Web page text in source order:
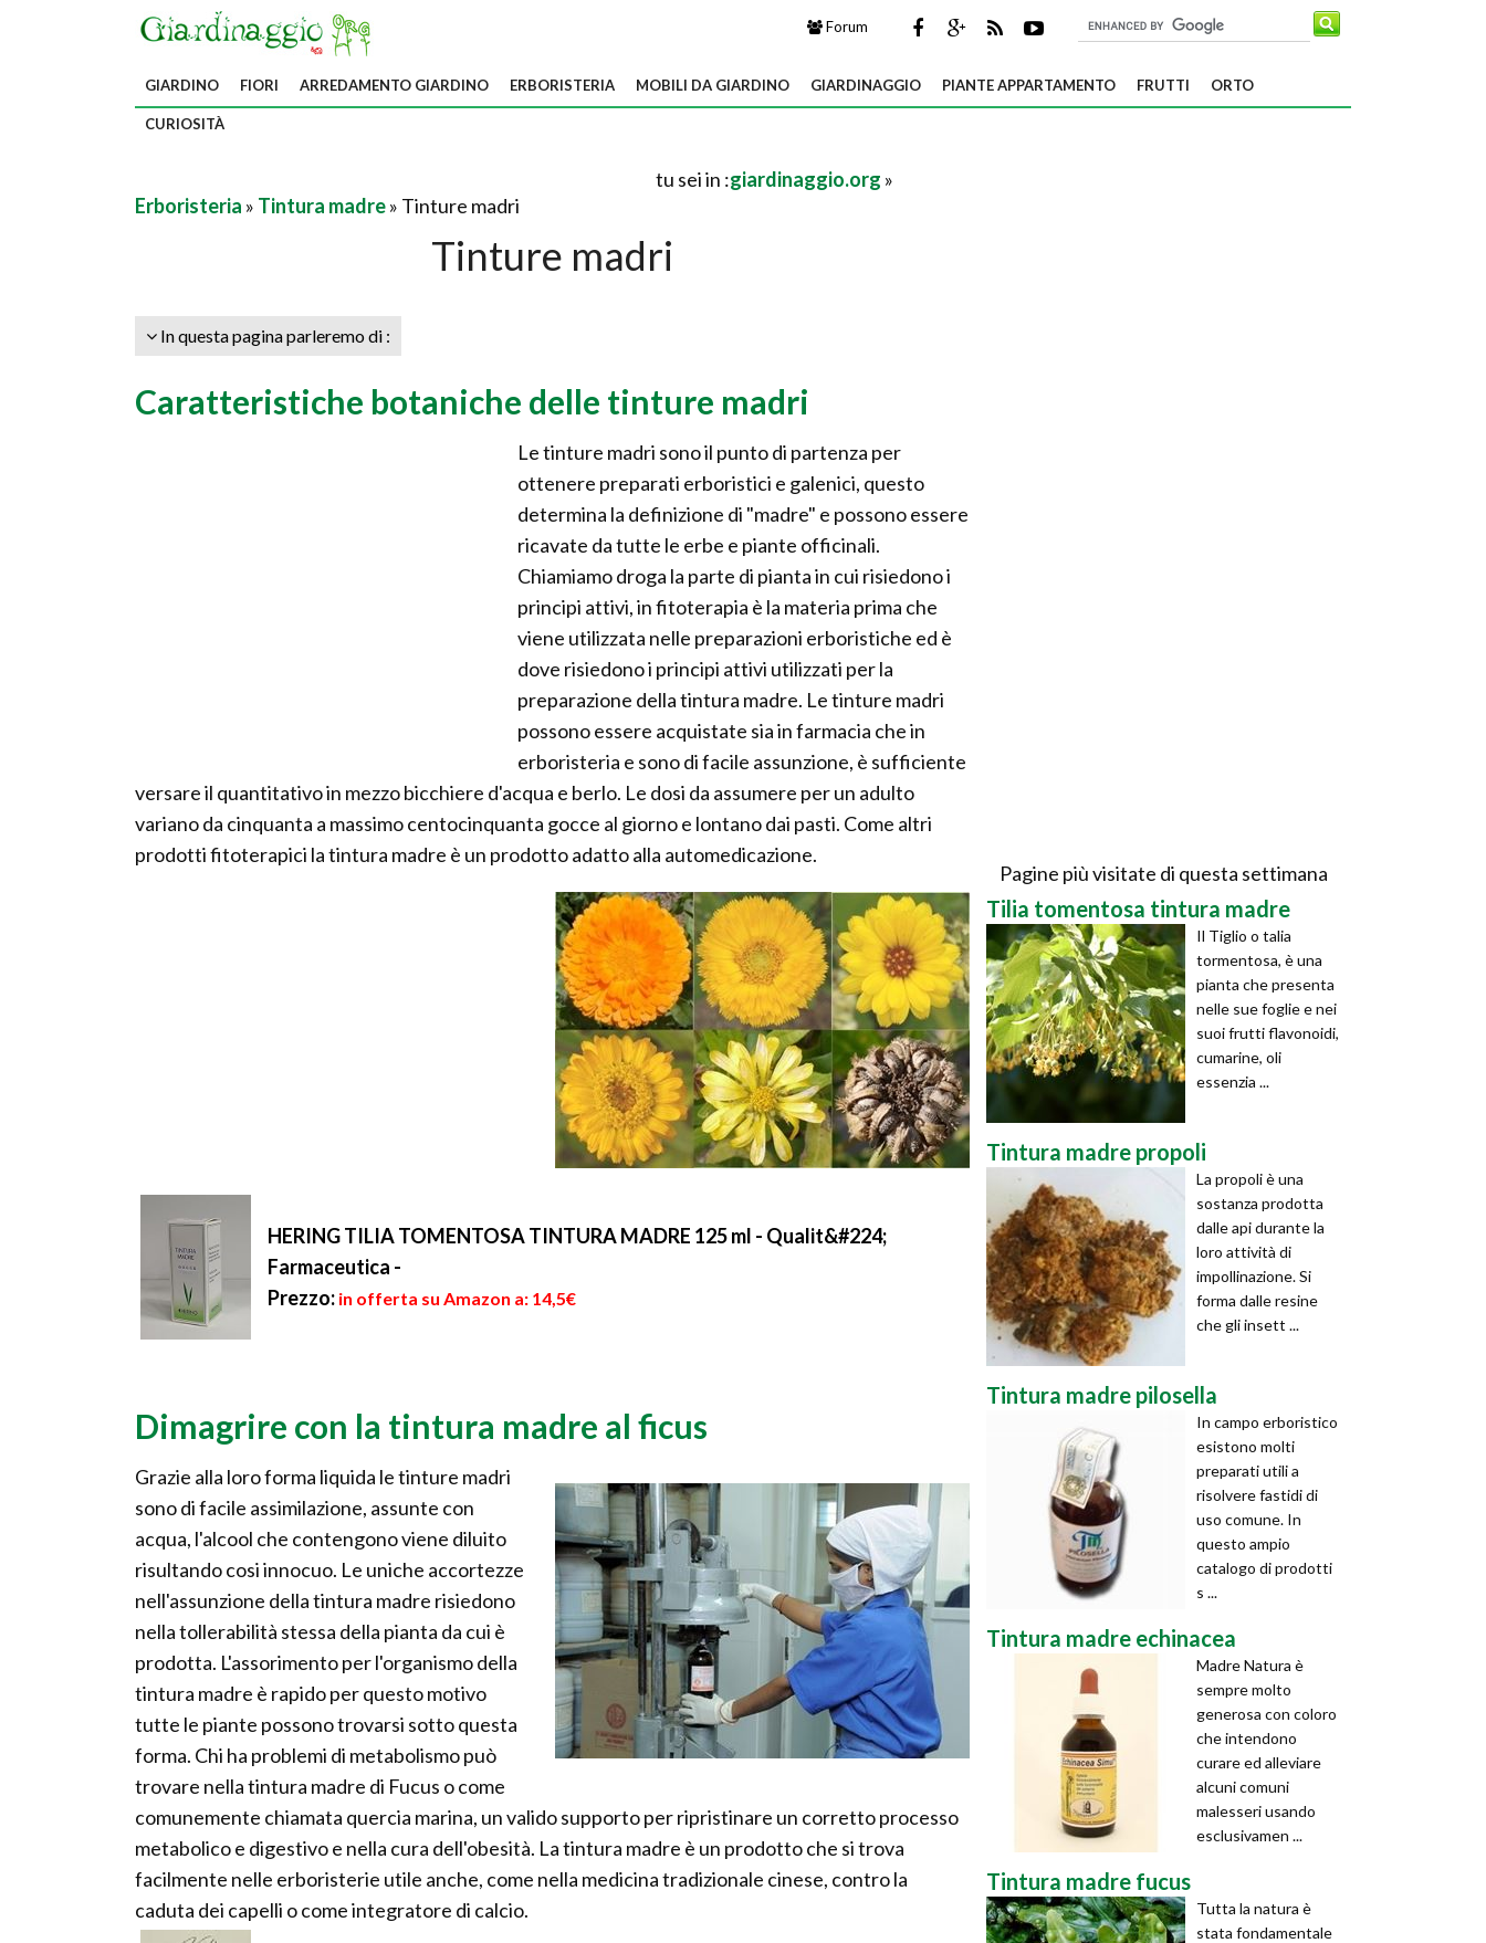
Forum
GIARDINO FIORI ARREDAMENTO GIARDINO ERBORISTERIA MOBILI DA GIARDINO GIARDINAGGIO PIANTE APPARTAMENTO FRUTTI ORTO
CURIOSITÀ
tu sei in :giardinaggio.org »
Erboristeria » Tintura madre» Tinture madri
Tinture madri
In questa pagina parleremo di :
Caratteristiche botaniche delle tinture madri
Le tinture madri sono il punto di partenza per
ottenere preparati erboristici e galenici, questo
determina la definizione di "madre" e possono essere
ricavate da tutte le erbe e piante officinali.
Chiamiamo droga la parte di pianta in cui risiedono i
principi attivi, in fitoterapia è la materia prima che
viene utilizzata nelle preparazioni erboristiche ed è
dove risiedono i principi attivi utilizzati per la
preparazione della tintura madre. Le tinture madri
possono essere acquistate sia in farmacia che in
erboristeria e sono di facile assunzione, è sufficiente
versare il quantitativo in mezzo bicchiere d'acqua e berlo. Le dosi da assumere per un adulto
variano da cinquanta a massimo centocinquanta gocce al giorno e lontano dai pasti. Come altri
prodotti fitoterapici la tintura madre è un prodotto adatto alla automedicazione.
HERING TILIA TOMENTOSA TINTURA MADRE 125 ml - Qualit&#224;
Farmaceutica -
Prezzo: in offerta su Amazon a: 14,5€
Dimagrire con la tintura madre al ficus
Grazie alla loro forma liquida le tinture madri
sono di facile assimilazione, assunte con
acqua, l'alcool che contengono viene diluito
risultando cosi innocuo. Le uniche accortezze
nell'assunzione della tintura madre risiedono
nella tollerabilità stessa della pianta da cui è
prodotta. L'assorimento per l'organismo della
tintura madre è rapido per questo motivo
tutte le piante possono trovarsi sotto questa
forma. Chi ha problemi di metabolismo può
trovare nella tintura madre di Fucus o come
comunemente chiamata quercia marina, un valido supporto per ripristinare un corretto processo
metabolico e digestivo e nella cura dell'obesità. La tintura madre è un prodotto che si trova
facilmente nelle erboristerie utile anche, come nella medicina tradizionale cinese, contro la
caduta dei capelli o come integratore di calcio.
Pagine più visitate di questa settimana
Tilia tomentosa tintura madre
Il Tiglio o talia
tormentosa, è una
pianta che presenta
nelle sue foglie e nei
suoi frutti flavonoidi,
cumarine, oli
essenzia ...
Tintura madre propoli
La propoli è una
sostanza prodotta
dalle api durante la
loro attività di
impollinazione. Si
forma dalle resine
che gli insett ...
Tintura madre pilosella
In campo erboristico
esistono molti
preparati utili a
risolvere fastidi di
uso comune. In
questo ampio
catalogo di prodotti
s ...
Tintura madre echinacea
Madre Natura è
sempre molto
generosa con coloro
che intendono
curare ed alleviare
alcuni comuni
malesseri usando
esclusivamen ...
Tintura madre fucus
Tutta la natura è
stata fondamentale